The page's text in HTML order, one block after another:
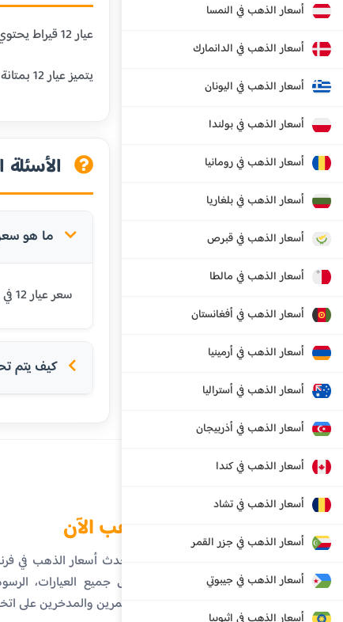
أسعار الذهب في النمسا
أسعار الذهب في الدانمارك
أسعار الذهب في اليونان
أسعار الذهب في بولندا
أسعار الذهب في رومانيا
أسعار الذهب في بلغاريا
أسعار الذهب في قبرص
أسعار الذهب في مالطا
أسعار الذهب في أفغانستان
أسعار الذهب في أرمينيا
أسعار الذهب في أستراليا
أسعار الذهب في أذربيجان
أسعار الذهب في كندا
أسعار الذهب في تشاد
أسعار الذهب في جزر القمر
أسعار الذهب في جيبوتي
عيار 12 قيراط يحتوي على 50% من الذهب الخالص و50% من المعادن الأخرى. هذا العيار أقل شيوعاً ويستخدم في بعض المجوهرات الخاصة.
يتميز عيار 12 بمتانة عالية جداً ولكن قيمته أقل من العيارات الأعلى بسبب انخفاض نسبة الذهب الخالص.
ما هو سعر عيار 12
سعر عيار 12 في نيس اليوم هو 60.37 يورو. يتم تحديث الأسعار بشكل يومي بناءً على أسعار السوق العالمية.
كيف يتم
الذهب الآن
تابع أحدث أسعار الذهب في
تفاصيل جميع العيارات،
المستثمرين والمدخرين على